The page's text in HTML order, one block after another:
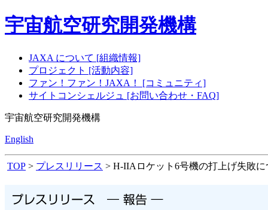
宇宙航空研究開発機構
JAXA について [組織情報]
プロジェクト [活動内容]
ファン！ファン！JAXA！ [コミュニティ]
サイトコンシェルジュ [お問い合わせ・FAQ]
宇宙航空研究開発機構
English
TOP > プレスリリース > H-IIAロケット6号機の打上げ失敗に